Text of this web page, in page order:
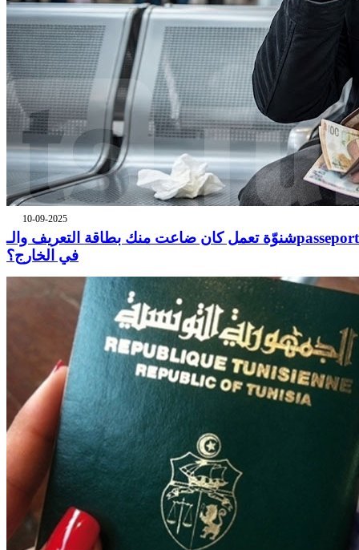
10-09-2025
شنوّة تعمل كان ضاعت منك بطاقة التعريف والـpasseport
في الخارج؟